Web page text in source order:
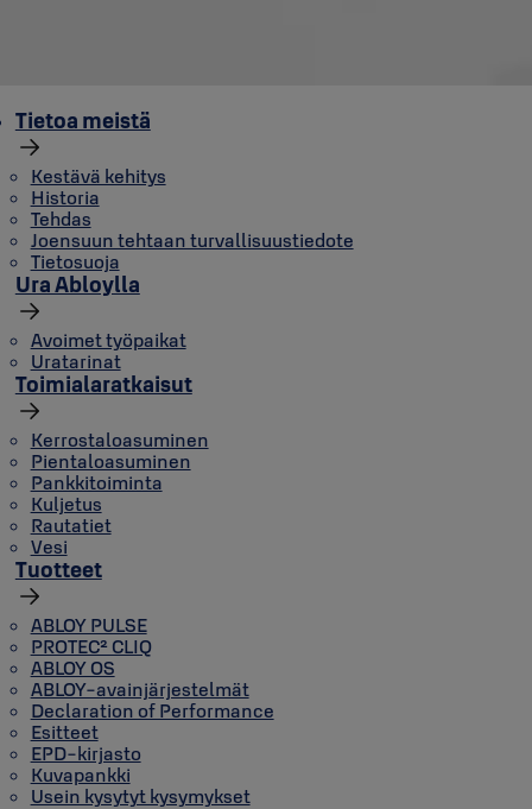
Tietoa meistä
Kestävä kehitys
Historia
Tehdas
Joensuun tehtaan turvallisuustiedote
Tietosuoja
Ura Abloylla
Avoimet työpaikat
Uratarinat
Toimialaratkaisut
Kerrostaloasuminen
Pientaloasuminen
Pankkitoiminta
Kuljetus
Rautatiet
Vesi
Tuotteet
ABLOY PULSE
PROTEC² CLIQ
ABLOY OS
ABLOY-avainjärjestelmät
Declaration of Performance
Esitteet
EPD-kirjasto
Kuvapankki
Usein kysytyt kysymykset